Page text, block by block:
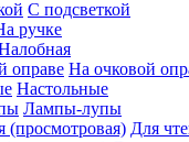
С подсветкой
ручке
На очковой
Настольные
Лампы-лупы
Для